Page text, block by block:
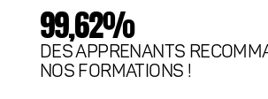
99,62%
DES APPRENANTS
NOS FORMATIONS !